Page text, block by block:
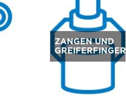
ZANGEN UND
GREIFERFINGER